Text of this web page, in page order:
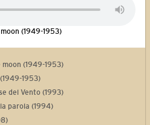
(1949-1953)
(1949-1953)
1953)
del Vento (1993)
parola (1994)